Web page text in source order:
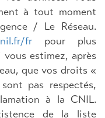
à tout moment
/ Le Réseau.
fr pour plus
estimez, après
que vos droits «
pas respectés,
à la CNIL.
de la liste